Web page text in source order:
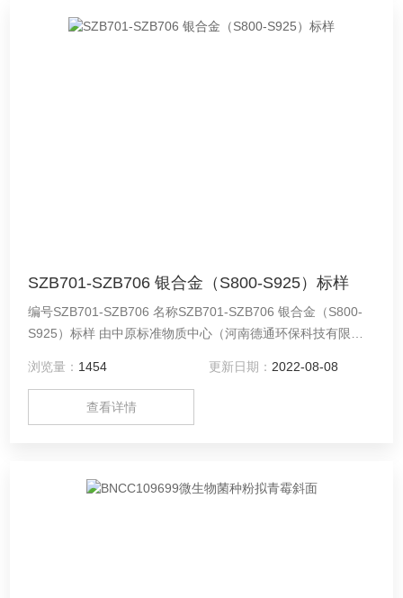
SZB701-SZB706 银合金（S800-S925）标样
编号SZB701-SZB706 名称SZB701-SZB706 银合金（S800-
S925）标样 由中原标准物质中心（河南德通环保科技有限公
量方法的评价等
浏览量： 1454 更新日期： 2022-08-08
查看详情